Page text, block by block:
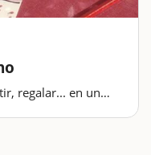
regalar... en un